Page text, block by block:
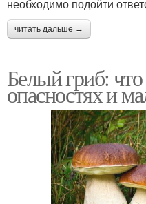
необходимо подойти
читать дальше →
Белый гриб:
опасностях и